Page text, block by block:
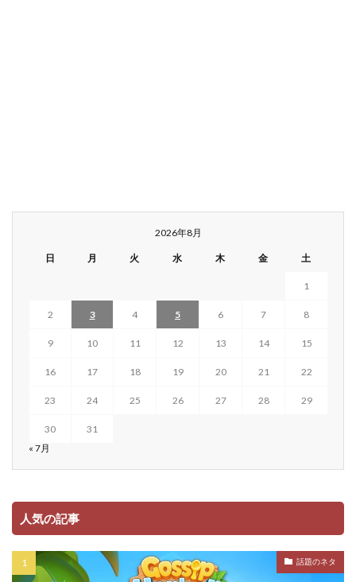
2026年8月
日 月 火 水 木 金 土
1
2 3 4 5 6 7 8
9 10 11 12 13 14 15
16 17 18 19 20 21 22
23 24 25 26 27 28 29
30
31
« 7月
人気の記事
話題のネタ